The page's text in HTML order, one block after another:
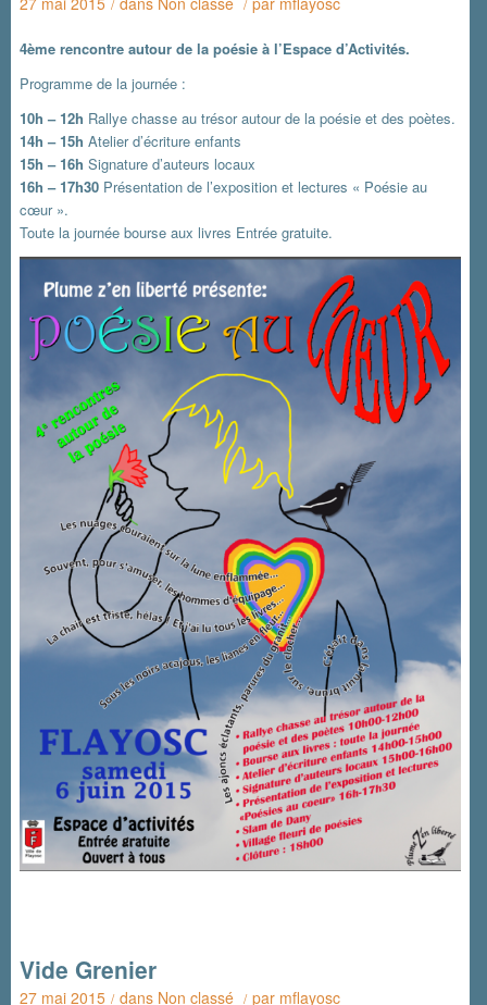
/ /
4ème rencontre autour de la poésie à l’Espace d’Activités.
Programme de la journée :
10h – 12h Rallye chasse au trésor autour de la poésie et des poètes.
14h – 15h Atelier d’écriture enfants
15h – 16h Signature d’auteurs locaux
16h – 17h30 Présentation de l’exposition et lectures « Poésie au
cœur ».
Toute la journée bourse aux livres Entrée gratuite.
Vide Grenier
27 mai 2015 / dans Non classé / par mflayosc